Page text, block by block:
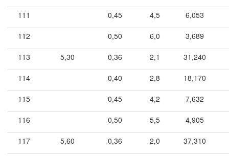
111 0,45 4,5 6,053
112 0,50 6,0 3,689
113 5,30 0,36 2,1 31,240
114 0,40 2,8 18,170
115 0,45 4,2 7,632
116 0,50 5,5 4,905
117 5,60 0,36 2,0 37,310